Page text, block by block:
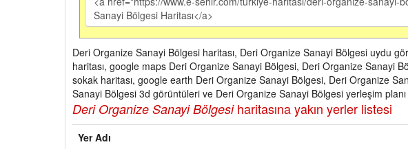
Deri Organize Sanayi Bölgesi haritası, Deri Organize Sanayi Bölgesi uydu
haritası, google maps Deri Organize Sanayi Bölgesi, Deri Organize Sanayi
sokak haritası, google earth Deri Organize Sanayi Bölgesi, Deri Organize
Sanayi Bölgesi 3d görüntüleri ve Deri Organize Sanayi Bölgesi yerleşim
Deri Organize Sanayi Bölgesiharitasına yakın yerler listesi
Yer Adı